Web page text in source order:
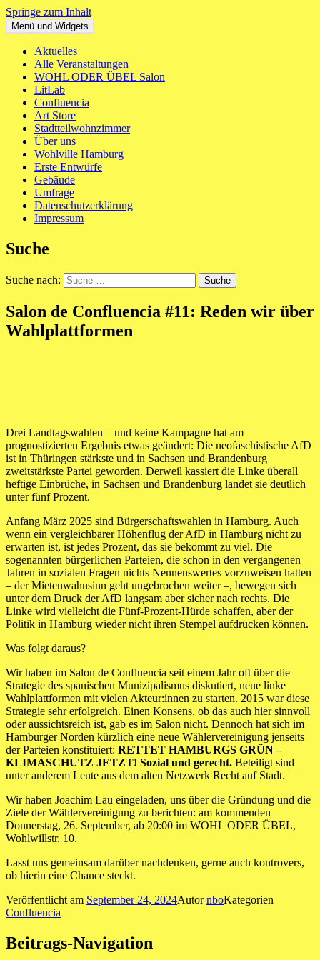
Springe zum Inhalt
WOHL ODER ÜBEL
Ein neues Haus für St. Pauli Mitte
Menü und Widgets
Aktuelles
Alle Veranstaltungen
WOHL ODER ÜBEL Salon
LitLab
Confluencia
Art Store
Stadtteilwohnzimmer
Über uns
Wohlville Hamburg
Erste Entwürfe
Gebäude
Umfrage
Datenschutzerklärung
Impressum
Suche
Suche nach:
Salon de Confluencia #11: Reden wir über
Wahlplattformen
Drei Landtagswahlen – und keine Kampagne hat am
prognostizierten Ergebnis etwas geändert: Die neofaschistische AfD
ist in Thüringen stärkste und in Sachsen und Brandenburg
zweitstärkste Partei geworden. Derweil kassiert die Linke überall
heftige Einbrüche, in Sachsen und Brandenburg landet sie deutlich
unter fünf Prozent.
Anfang März 2025 sind Bürgerschaftswahlen in Hamburg. Auch
wenn ein vergleichbarer Höhenflug der AfD in Hamburg nicht zu
erwarten ist, ist jedes Prozent, das sie bekommt zu viel. Die
sogenannten bürgerlichen Parteien, die schon in den vergangenen
Jahren in sozialen Fragen nichts Nennenswertes vorzuweisen hatten
– der Mietenwahnsinn geht ungebrochen weiter –, bewegen sich
unter dem Druck der AfD langsam aber sicher nach rechts. Die
Linke wird vielleicht die Fünf-Prozent-Hürde schaffen, aber der
Politik in Hamburg wieder nicht ihren Stempel aufdrücken können.
Was folgt daraus?
Wir haben im Salon de Confluencia seit einem Jahr oft über die
Strategie des spanischen Munizipalismus diskutiert, neue linke
Wahlplattformen mit vielen Akteur:innen zu starten. 2015 war diese
Strategie sehr erfolgreich. Einen Konsens, ob das auch hier sinnvoll
oder aussichtsreich ist, gab es im Salon nicht. Dennoch hat sich im
Hamburger Norden kürzlich eine neue Wählervereinigung jenseits
der Parteien konstituiert: RETTET HAMBURGS GRÜN –
KLIMASCHUTZ JETZT! Sozial und gerecht. Beteiligt sind
unter anderem Leute aus dem alten Netzwerk Recht auf Stadt.
Wir haben Joachim Lau eingeladen, uns über die Gründung und die
Ziele der Wählervereinigung zu berichten: am kommenden
Donnerstag, 26. September, ab 20:00 im WOHL ODER ÜBEL,
Wohlwillstr. 10.
Lasst uns gemeinsam darüber nachdenken, gerne auch kontrovers,
ob hierin eine Chance steckt.
Veröffentlicht am September 24, 2024AutornboKategorien
Confluencia
Beitrags-Navigation